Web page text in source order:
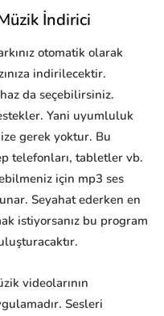
İndirici
otomatik olarak
indirilecektir.
da seçebilirsiniz.
Yani uyumluluk
gerek yoktur. Bu
telefonları, tabletler vb.
için mp3 ses
Seyahat ederken en
istiyorsanız bu program
videolarının
Sesleri